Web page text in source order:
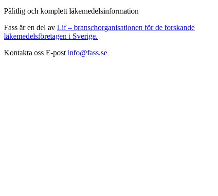
Pålitlig och komplett läkemedelsinformation
Fass är en del av Lif – branschorganisationen för de forskande
läkemedelsföretagen i Sverige.
Kontakta oss E-post info@fass.se